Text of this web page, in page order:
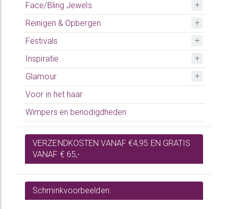
Face/Bling Jewels
Reinigen & Opbergen
Festivals
Inspiratie
Glamour
Voor in het haar
Wimpers en benodigdheden
VERZENDKOSTEN VANAF €4,95 EN GRATIS
VANAF € 65,-
Schminkvoorbeelden: